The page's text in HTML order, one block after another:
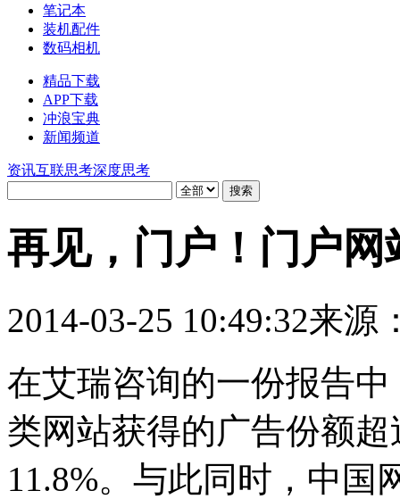
笔记本
装机配件
数码相机
精品下载
APP下载
冲浪宝典
新闻频道
资讯互联思考深度思考
再见，门户！门户网
2014-03-25 10:49:32来源
在艾瑞咨询的一份报告
类网站获得的广告份额
11.8%。与此同时，中国